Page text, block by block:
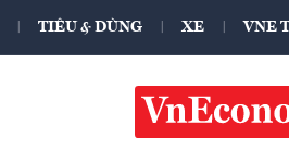
TIÊU & DÙNG XE VNE